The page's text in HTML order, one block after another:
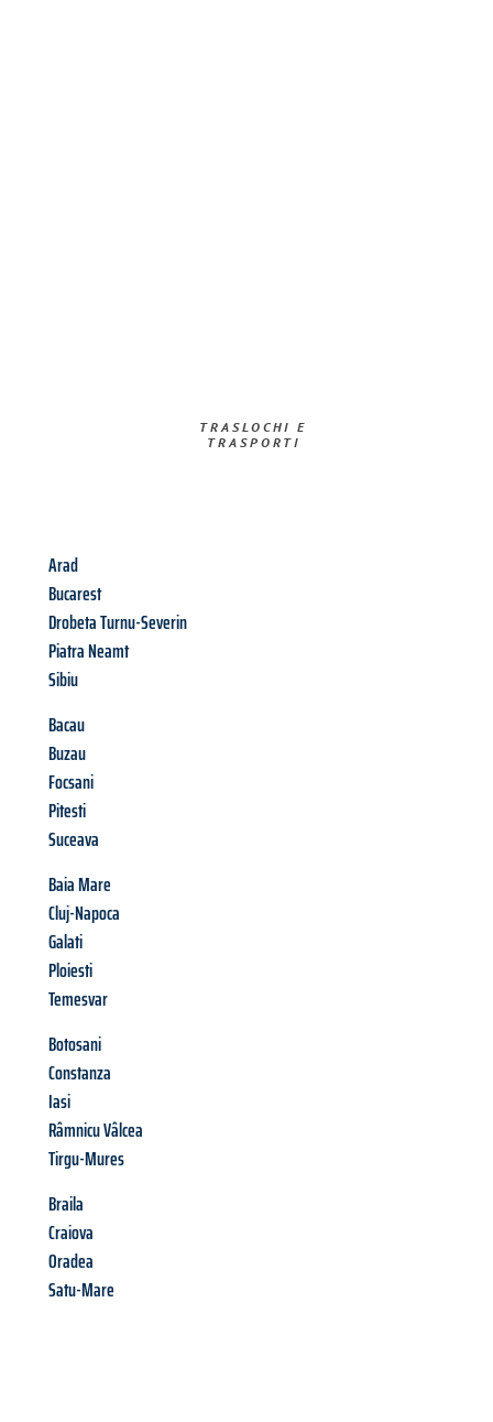
TRASLOCHI E
TRASPORTI​
Arad
Bucarest
Drobeta Turnu-Severin
Piatra Neamt
Sibiu
Bacau
Buzau
Focsani
Pitesti
Suceava
Baia Mare
Cluj-Napoca
Galati
Ploiesti
Temesvar
Botosani
Constanza
Iasi
Râmnicu Vâlcea
Tirgu-Mures
Braila
Craiova
Oradea
Satu-Mare